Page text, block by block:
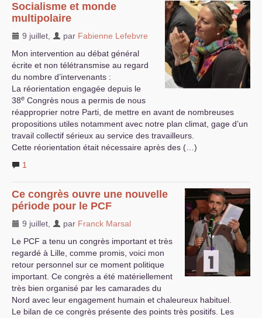
Socialisme et monde
multipolaire
9 juillet par Fabienne Lefebvre
Mon intervention au débat général
écrite et non télétransmise au regard
du nombre d’intervenants :
La réorientation engagée depuis le
38e Congrès nous a permis de nous
réapproprier notre Parti, de mettre en avant de nombreuses
propositions utiles notamment avec notre plan climat, gage d’un
travail collectif sérieux au service des travailleurs.
Cette réorientation était nécessaire après des (…)
1
Ce congrès ouvre une nouvelle
période pour le PCF
9 juillet par Franck Marsal
Le PCF a tenu un congrès important et très
regardé à Lille, comme promis, voici mon
retour personnel sur ce moment politique
important. Ce congrès a été matériellement
très bien organisé par les camarades du
Nord avec leur engagement humain et chaleureux habituel.
Le bilan de ce congrès présente des points très positifs. Les